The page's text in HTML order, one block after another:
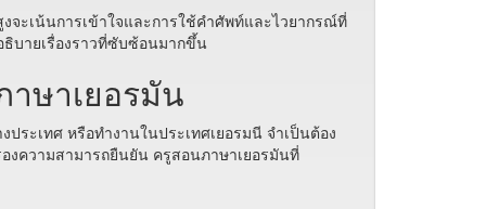
ะเน้นการเข้าใจและการใช้คำศัพท์และไวยากรณ์ที่
บายเรื่องราวที่ซับซ้อนมากขึ้น
ษาเยอรมัน
ระเทศ หรือทำงานในประเทศเยอรมนี จำเป็นต้อง
งความสามารถยืนยัน ครูสอนภาษาเยอรมันที่